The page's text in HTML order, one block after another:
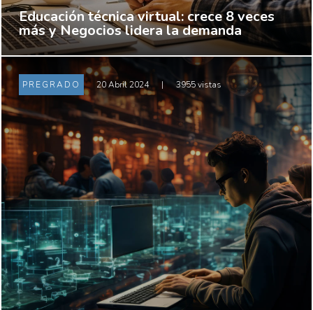
Educación técnica virtual: crece 8 veces
más y Negocios lidera la demanda
PREGRADO 20 Abril 2024 | 3955 vistas